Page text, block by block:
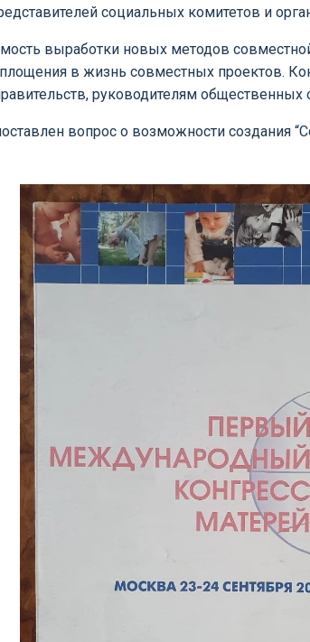
социальных комитетов и
выработки новых методов
в жизнь совместных проектов.
руководителям
вопрос о возможности создания